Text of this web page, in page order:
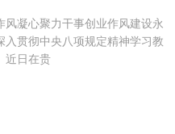
事创业作风建设永
贯彻中央八项规定精神学习教
近日在贵